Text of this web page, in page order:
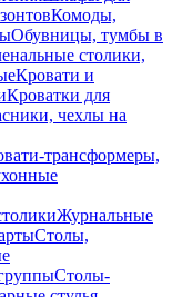
Комоды,
Обувницы, тумбы в
столики,
Кровати и
Кроватки для
чехлы на
трансформеры,
Журнальные
Столы,
Столы-